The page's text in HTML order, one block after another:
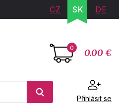
CZ SK DE
0 0.00 €
Přihlásit se